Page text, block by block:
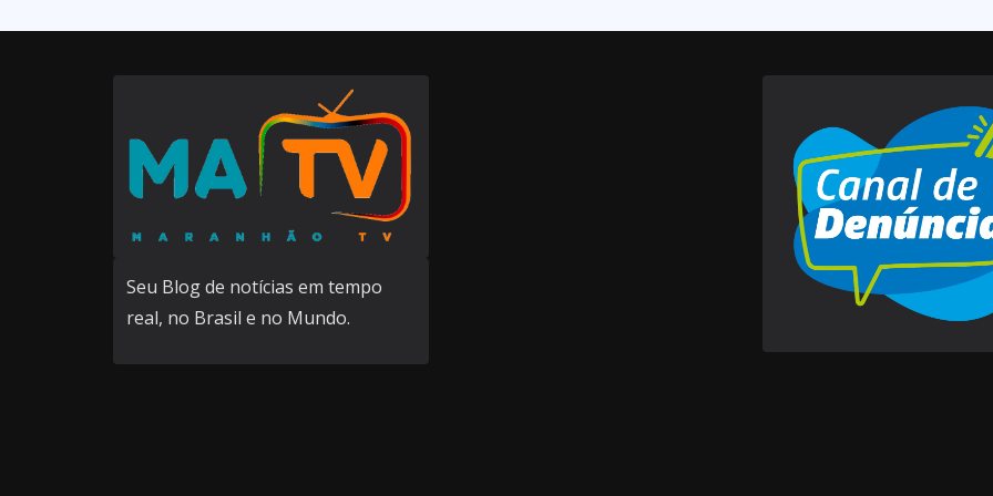
Seu Blog de notícias em tempo
real, no Brasil e no Mundo.